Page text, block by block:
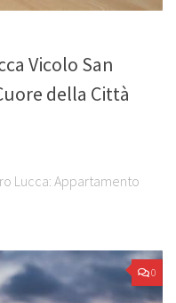
Vicolo San
della Città
Lucca: Appartamento
0